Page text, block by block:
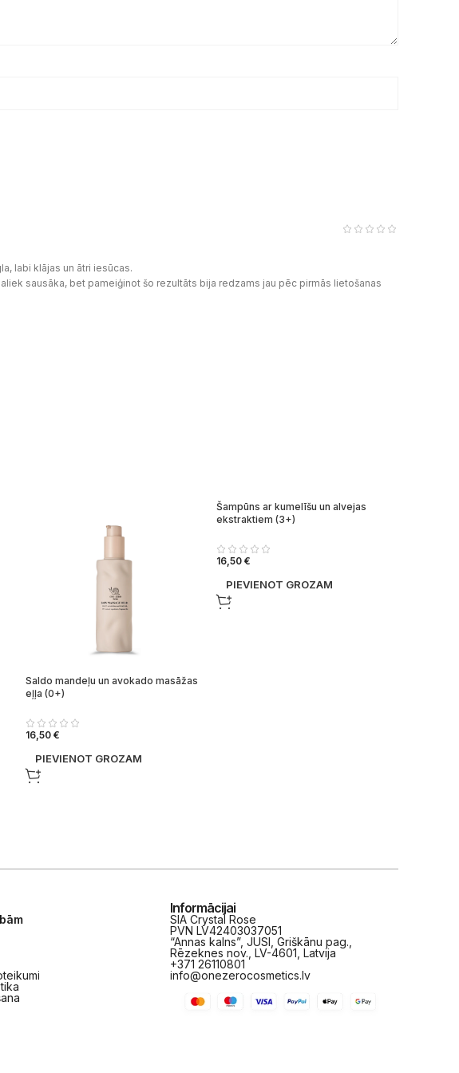
labi klājas un ātri iesūcas.
sausāka, bet pameiģinot šo rezultāts bija redzams jau pēc pirmās lietošanas
Saldo mandeļu un avokado masāžas
eļļa (0+)
16,50€
PIEVIENOT GROZAM
Šampūns ar kumelīšu un alvejas
ekstraktiem (3+)
16,50 €
PIEVIENOT GROZAM
Informācijai
SIA Crystal Rose
PVN LV42403037051
“Annas kalns”, JUSI, Griškānu pag.,
Rēzeknes nov., LV-4601, Latvija
+371 26110801
info@onezerocosmetics.lv